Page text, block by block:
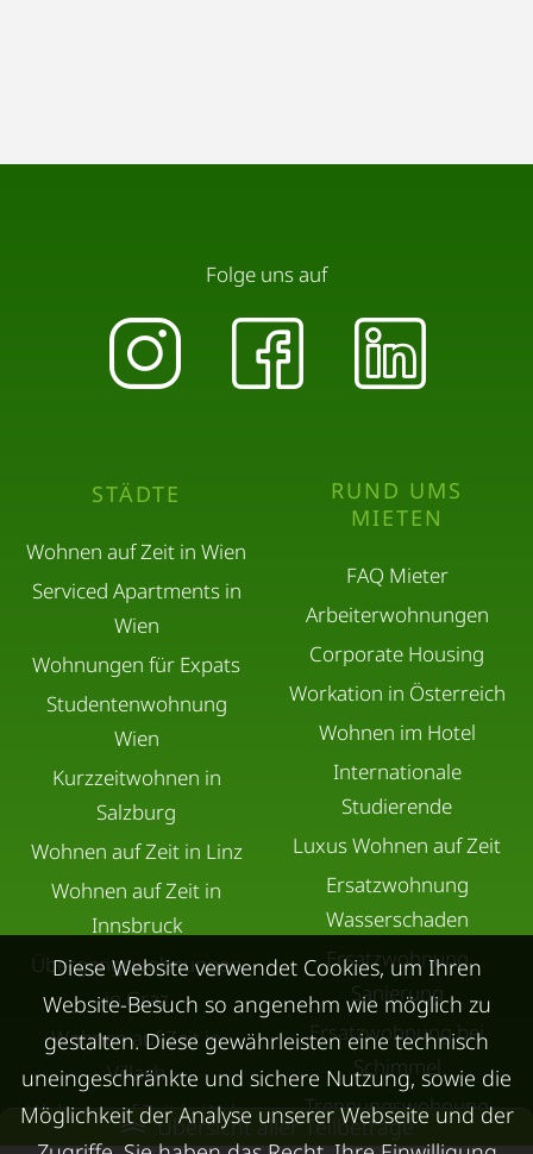
Übersicht aller Teilbeträge
STÄDTE
Wohnen auf Zeit in Wien
Serviced Apartments in
Wien
Wohnungen für Expats
Studentenwohnung
Wien
Kurzzeitwohnen in
Salzburg
Wohnen auf Zeit in Linz
Wohnen auf Zeit in
Innsbruck
Übergangswohnungen
in Graz
Wohnen auf Zeit in
Villach
Wohnen auf Zeit in Wels
RUND UMS
MIETEN
FAQ Mieter
Arbeiterwohnungen
Corporate Housing
Workation in Österreich
Wohnen im Hotel
Internationale
Studierende
Luxus Wohnen auf Zeit
Ersatzwohnung
Wasserschaden
Ersatzwohnung
Sanierung
Ersatzwohnung bei
Schimmel
Trennungswohnung
Filmförderung
Folge uns auf
Diese Website verwendet Cookies, um Ihren
Website-Besuch so angenehm wie möglich zu
gestalten. Diese gewährleisten eine technisch
uneingeschränkte und sichere Nutzung, sowie die
Möglichkeit der Analyse unserer Webseite und der